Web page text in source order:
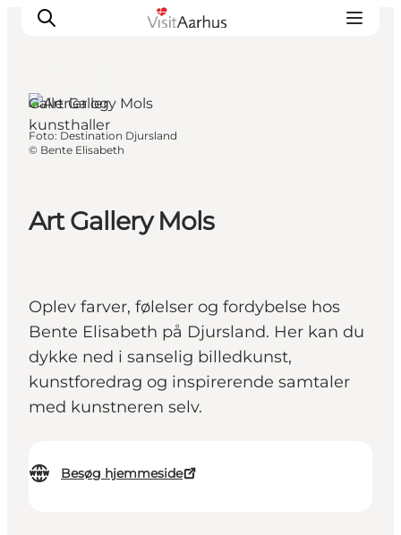
Oplevelser
Planlæg ferien
Art Gallery Mols
Oplev farver, følelser og fordybelse hos
Bente Elisabeth på Djursland. Her kan du
dykke ned i sanselig billedkunst,
kunstforedrag og inspirerende samtaler
med kunstneren selv.
Besøg hjemmeside
Gallerier og
kunsthaller
Foto: Destination Djursland
© Bente Elisabeth